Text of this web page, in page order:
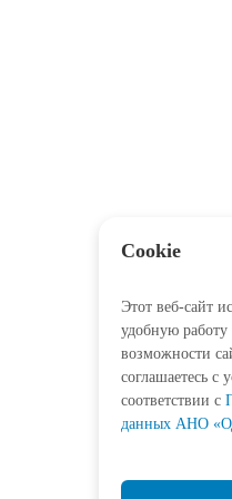
Cookie
Этот веб-сайт
удобную
возможности
соглашаетесь с
соответствии c
данных АНО